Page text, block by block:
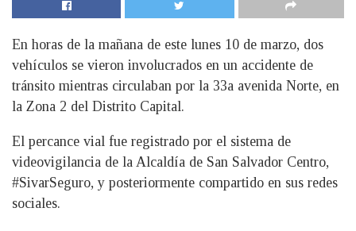
En horas de la mañana de este lunes 10 de marzo, dos
vehículos se vieron involucrados en un accidente de
tránsito mientras circulaban por la 33a avenida Norte, en
la Zona 2 del Distrito Capital.
El percance vial fue registrado por el sistema de
videovigilancia de la Alcaldía de San Salvador Centro,
#SivarSeguro, y posteriormente compartido en sus redes
sociales.